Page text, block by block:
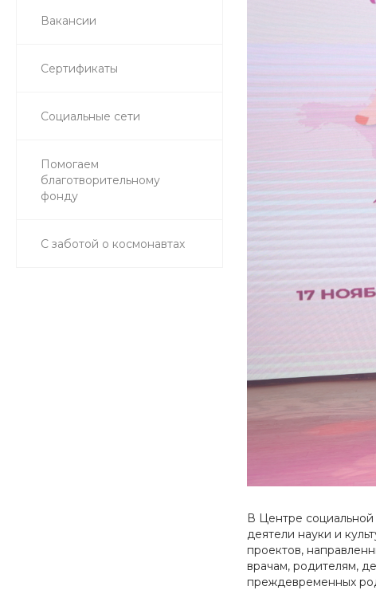
Вакансии
Сертификаты
Социальные сети
Помогаем
благотворительному
фонду
С заботой о космонавтах
В Центре
деятели науки и
проектов,
врачам, родителям,
преждевременных